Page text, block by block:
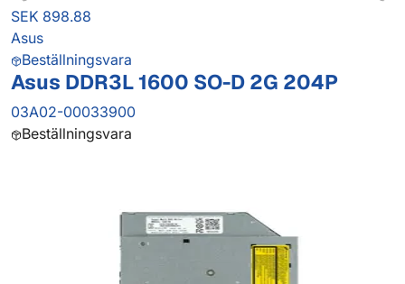
SEK 898.88
Asus
Beställningsvara
Asus DDR3L 1600 SO-D 2G 204P
03A02-00033900
Beställningsvara